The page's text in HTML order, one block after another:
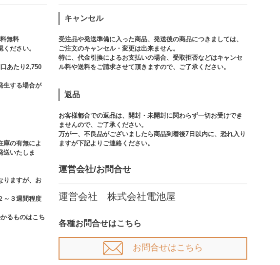
無料
ください。​
あたり2,750
生する場合が
庫の有無によ
送いたしま
りますが、お
～３週間程度
るものはこち
キャンセル
受注品や発送準備に入った商品、発送後の商品につきましては、
ご注文のキャンセル・変更は出来ません。​
特に、代金引換によるお支払いの場合、受取拒否などはキャンセ
ル料や送料をご請求させて頂きますので、ご了承ください。​
返品
お客様都合での返品は、開封・未開封に関わらず一切お受けでき
ませんので、ご了承ください。​​
万が一、不良品がございましたら商品到着後7日以内に、恐れ入り
ますが下記よりご連絡ください。
運営会社/お問合せ​
運営会社 株式会社電池屋
各種お問合せはこちら
お問合せはこちら